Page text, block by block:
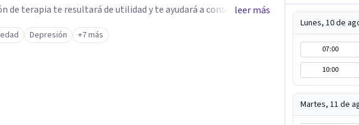
de terapia te resultará de utilidad y te ayudará a conseguir tus
especialidades destaca la terapia de pareja y sexual, así
de problemas emocionales, obsesiones, ansiedad , estrés,
leer más
Depresión +7 más
Lunes, 10 de
07:00
10:00
Martes, 11 de